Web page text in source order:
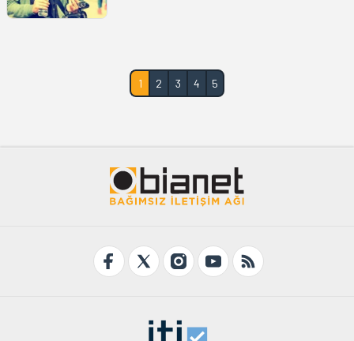
1 2 3 4 5